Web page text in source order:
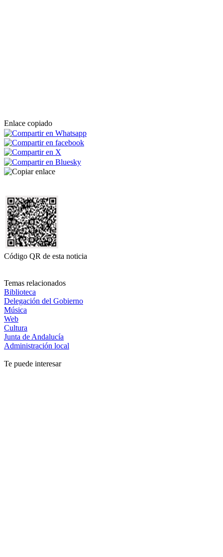
Enlace copiado
Código QR de esta noticia
Temas relacionados
Biblioteca
Delegación del Gobierno
Música
Web
Cultura
Junta de Andalucía
Administración local
Te puede interesar